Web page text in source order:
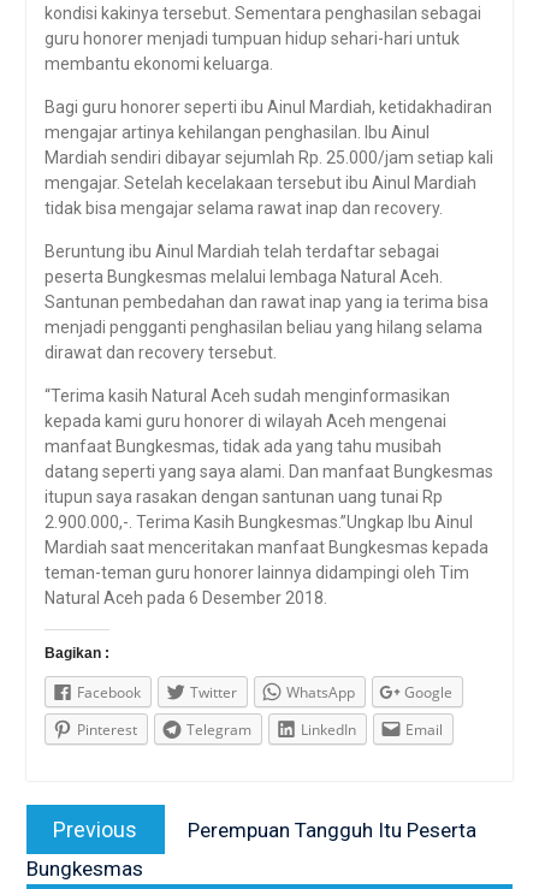
kondisi kakinya tersebut. Sementara penghasilan sebagai
guru honorer menjadi tumpuan hidup sehari-hari untuk
membantu ekonomi keluarga.
Bagi guru honorer seperti ibu Ainul Mardiah, ketidakhadiran
mengajar artinya kehilangan penghasilan. Ibu Ainul
Mardiah sendiri dibayar sejumlah Rp. 25.000/jam setiap kali
mengajar. Setelah kecelakaan tersebut ibu Ainul Mardiah
tidak bisa mengajar selama rawat inap dan recovery.
Beruntung ibu Ainul Mardiah telah terdaftar sebagai
peserta Bungkesmas melalui lembaga Natural Aceh.
Santunan pembedahan dan rawat inap yang ia terima bisa
menjadi pengganti penghasilan beliau yang hilang selama
dirawat dan recovery tersebut.
“Terima kasih Natural Aceh sudah menginformasikan
kepada kami guru honorer di wilayah Aceh mengenai
manfaat Bungkesmas, tidak ada yang tahu musibah
datang seperti yang saya alami. Dan manfaat Bungkesmas
itupun saya rasakan dengan santunan uang tunai Rp
2.900.000,-. Terima Kasih Bungkesmas.”Ungkap Ibu Ainul
Mardiah saat menceritakan manfaat Bungkesmas kepada
teman-teman guru honorer lainnya didampingi oleh Tim
Natural Aceh pada 6 Desember 2018.
Bagikan :
Facebook Twitter WhatsApp
Google
Pinterest
Telegram LinkedIn Email
Post
navigation
Previous
Previous
post:
Perempuan Tangguh Itu Peserta
Bungkesmas